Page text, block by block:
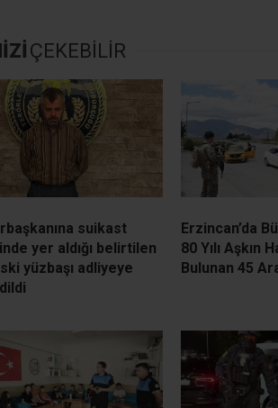
ÇEKEBİLİR
suikast
yer aldığı belirtilen
yüzbaşı adliyeye
Erzincan’da
80 Yılı Aşkın
Bulunan 45